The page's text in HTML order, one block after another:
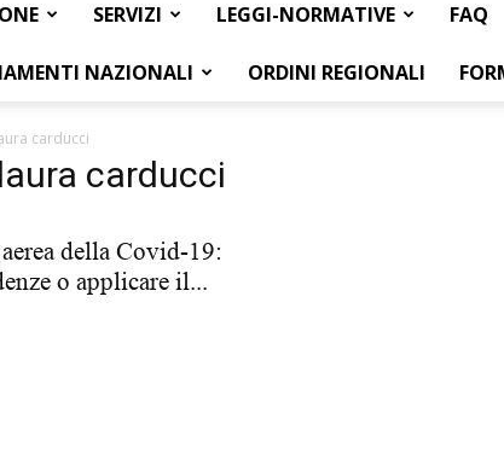
SERVIZI LEGGI-NORMATIVE FAQ
NAZIONALI ORDINI REGIONALI
carducci
carducci
della Covid-19:
o applicare il...